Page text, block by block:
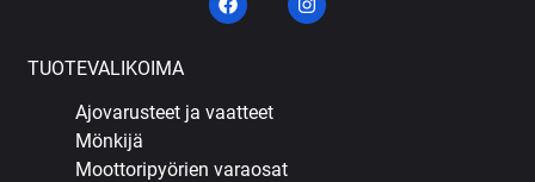
TUOTEVALIKOIMA
Ajovarusteet ja vaatteet
Mönkijä
Moottoripyörien varaosat